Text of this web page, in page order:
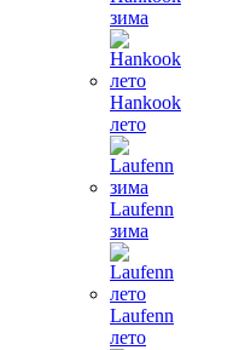
зима
Hankook
лето
Laufenn
зима
Laufenn
лето